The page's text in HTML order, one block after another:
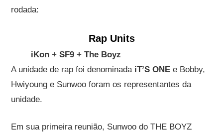
rodada:
Rap Units
iKon + SF9 + The Boyz
A unidade de rap foi denominada iT’S ONE e Bobby,
Hwiyoung e Sunwoo foram os representantes da
unidade.
Em sua primeira reunião, Sunwoo do THE BOYZ